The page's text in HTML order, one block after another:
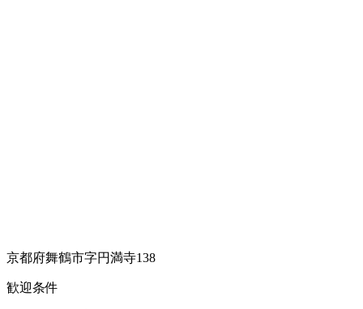
京都府舞鶴市字円満寺138
歓迎条件